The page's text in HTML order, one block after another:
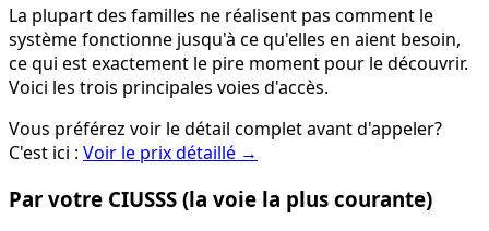
La plupart des familles ne réalisent pas comment le
système fonctionne jusqu'à ce qu'elles en aient besoin,
ce qui est exactement le pire moment pour le découvrir.
Voici les trois principales voies d'accès.
Vous préférez voir le détail complet avant d'appeler?
C'est ici : Voir le prix détaillé →
Par votre CIUSSS (la voie la plus courante)